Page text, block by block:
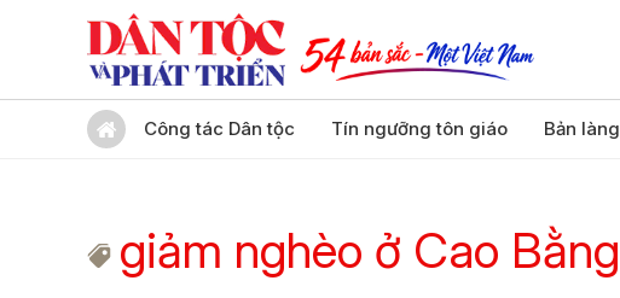
Công tác Dân tộc Tín ngưỡng tôn giáo Bản
giảm nghèo ở Cao Bằng